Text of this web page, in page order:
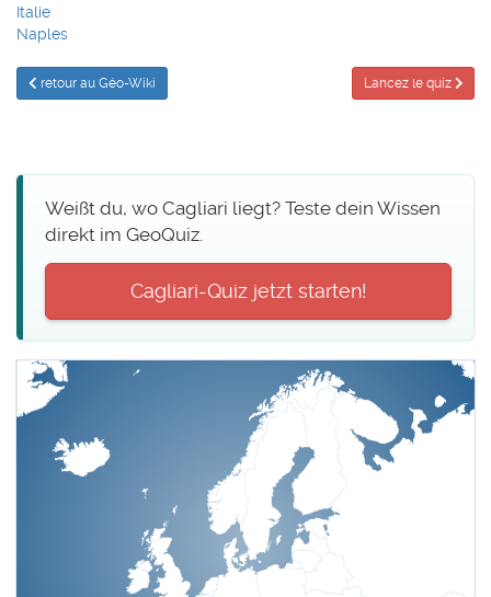
Italie
Naples
retour au Géo-Wiki Lancez le quiz
Weißt du, wo Cagliari liegt? Teste dein Wissen
direkt im GeoQuiz.
Cagliari-Quiz jetzt starten!